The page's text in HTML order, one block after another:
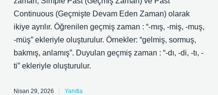
Continuous (Geçmişte Devam Eden Zaman) olarak
ikiye ayrılır. Öğrenilen geçmiş zaman : “-mış, -miş, -muş,
-müş” ekleriyle oluşturulur. Örnekler: “gelmiş, sormuş,
bakmış, anlamış”. Duyulan geçmiş zaman : “-dı, -di, -tı, -
ti” ekleriyle oluşturulur.
Nisan 29, 2026 Yanıtla